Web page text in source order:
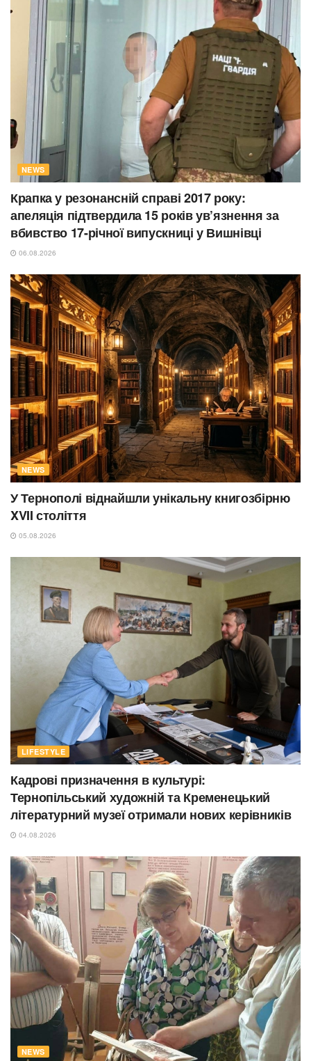
NEWS
Крапка у резонансній справі 2017 року:
апеляція підтвердила 15 років ув’язнення за
вбивство 17-річної випускниці у Вишнівці
06.08.2026
NEWS
У Тернополі віднайшли унікальну книгозбірню
XVII століття
05.08.2026
LIFESTYLE
Кадрові призначення в культурі:
Тернопільський художній та Кременецький
літературний музеї отримали нових керівників
04.08.2026
NEWS